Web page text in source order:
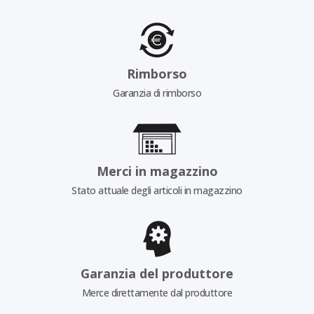
Rimborso
Garanzia di rimborso
Merci in magazzino
Stato attuale degli articoli in magazzino
Garanzia del produttore
Merce direttamente dal produttore